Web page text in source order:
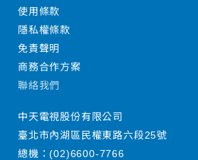
使用條款
隱私權條款
免責聲明
商務合作方案
聯絡我們
中天電視股份有限公司
臺北市內湖區民權東路六段25號
總機：(02)6600-7766